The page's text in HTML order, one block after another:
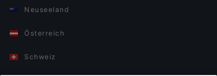
Neuseeland
Österreich
Schweiz